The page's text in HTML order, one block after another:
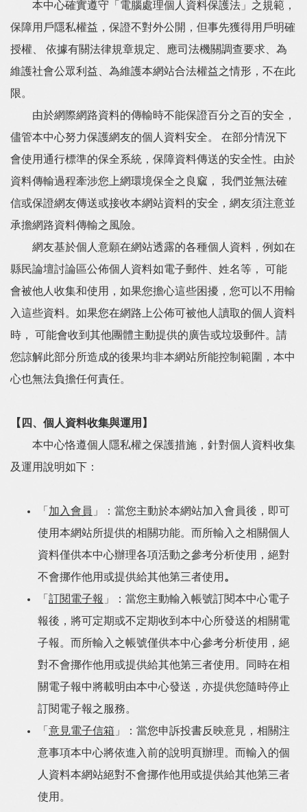
本中心確實遵守「電腦處理個人資料保護法」之規範，
保障用戶隱私權益，保證不對外公開，但事先獲得用戶明確
授權、 依據有關法律規章規定、應司法機關調查要求、為
維護社會公眾利益、為維護本網站合法權益之情形，不在此
限。
由於網際網路資料的傳輸時不能保證百分之百的安全，
儘管本中心努力保護網友的個人資料安全。 在部分情況下
會使用通行標準的保全系統，保障資料傳送的安全性。由於
資料傳輸過程牽涉您上網環境保全之良窳， 我們並無法確
信或保證網友傳送或接收本網站資料的安全，網友須注意並
承擔網路資料傳輸之風險。
網友基於個人意願在網站透露的各種個人資料，例如在
縣民論壇討論區公佈個人資料如電子郵件、姓名等， 可能
會被他人收集和使用，如果您擔心這些困擾，您可以不用輸
入這些資料。如果您在網路上公佈可被他人讀取的個人資料
時， 可能會收到其他團體主動提供的廣告或垃圾郵件。請
您諒解此部分所造成的後果均非本網站所能控制範圍，本中
心也無法負擔任何責任。
【四、個人資料收集與運用】
本中心恪遵個人隱私權之保護措施，針對個人資料收集
及運用說明如下：
「 加入會員 」：當您主動於本網站加入會員後，即可
使用本網站所提供的相關功能。而所輸入之相關個人
資料僅供本中心辦理各項活動之參考分析使用，絕對
不會挪作他用或提供給其他第三者使用 。
「 訂閱電子報 」：當您主動輸入帳號訂閱本中心電子
報後，將可定期或不定期收到本中心所發送的相關電
子報。而所輸入之帳號僅供本中心參考分析使用，絕
對不會挪作他用或提供給其他第三者使用。同時在相
關電子報中將載明由本中心發送，亦提供您隨時停止
訂閱電子報之服務。
「 意見電子信箱 」：當您申訴投書反映意見，相關注
意事項本中心將依進入前的說明頁辦理。而輸入的個
人資料本網站絕對不會挪作他用或提供給其他第三者
使用。